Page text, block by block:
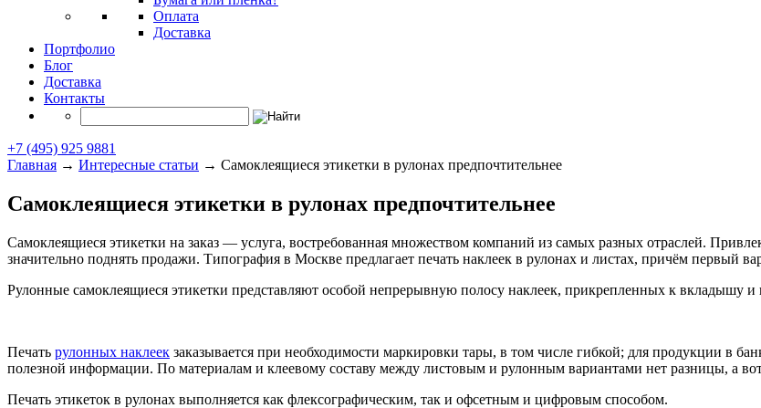
Оплата
Доставка
Портфолио
Блог
Доставка
Контакты
+7 (495) 925 9881
Главная → Интересные статьи → Самоклеящиеся этикетки в рулонах предпочтительнее
Самоклеящиеся этикетки в рулонах предпочтительнее
Самоклеящиеся этикетки на заказ — услуга, востребованная множеством компаний из самых разных отраслей.
значительно поднять продажи. Типография в Москве предлагает печать наклеек в рулонах и листах, причём первый
Рулонные самоклеящиеся этикетки представляют особой непрерывную полосу наклеек, прикрепленных к вкладышу
Печать рулонных наклеек заказывается при необходимости маркировки тары, в том числе гибкой; для продукции в
полезной информации. По материалам и клеевому составу между листовым и рулонным вариантами нет разницы, а
Печать этикеток в рулонах выполняется как флексографическим, так и офсетным и цифровым способом.